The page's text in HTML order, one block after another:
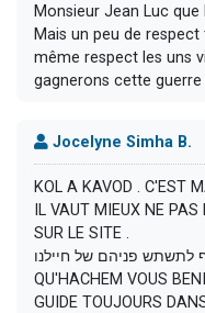
Monsieur Jean Luc
Mais un peu de
même respect les uns
gagnerons cette guerre
Jocelyne Simha B.
KOL A KAVOD . C'EST
IL VAUT MIEUX NE
SUR LE SITE .
לתשתש פניהם של חיילנו
QU'HACHEM VOUS
GUIDE TOUJOURS